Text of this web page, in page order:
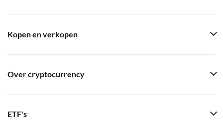
Kopen en verkopen
Over cryptocurrency
ETF's